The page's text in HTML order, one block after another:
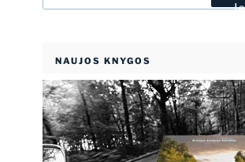
NAUJOS KNYGOS